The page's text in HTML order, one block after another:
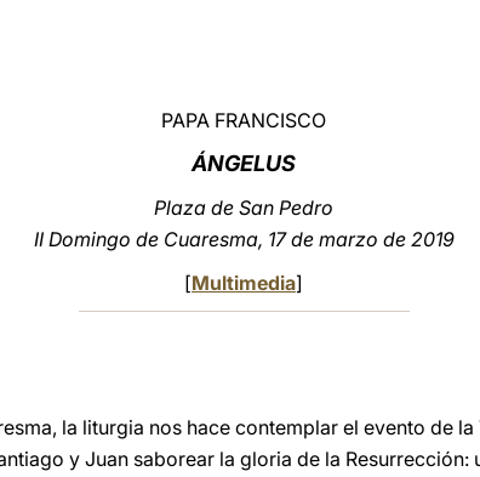
PAPA FRANCISCO
ÁNGELUS
Plaza de San Pedro
II Domingo de Cuaresma, 17 de marzo de 2019
[Multimedia]
la liturgia nos hace contemplar el evento de
y Juan saborear la gloria de la Resurrección: